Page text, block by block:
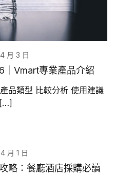
月 3 日
Vmart專業產品介紹
品類型 比較分析 使用建議
月 1 日
略：餐廳酒店採購必讀